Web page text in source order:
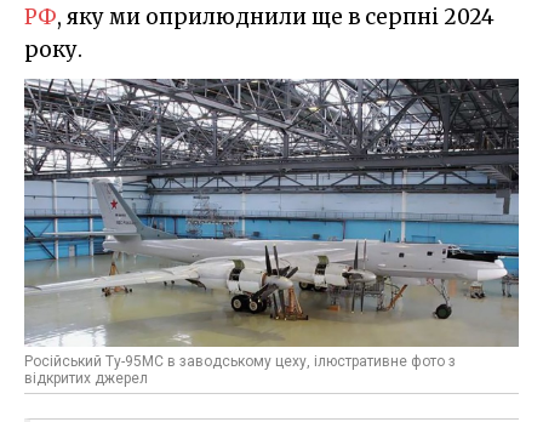
РФ, яку ми оприлюднили ще в серпні 2024
року.
Російський Ту-95МС в заводському цеху, ілюстративне фото з
відкритих джерел